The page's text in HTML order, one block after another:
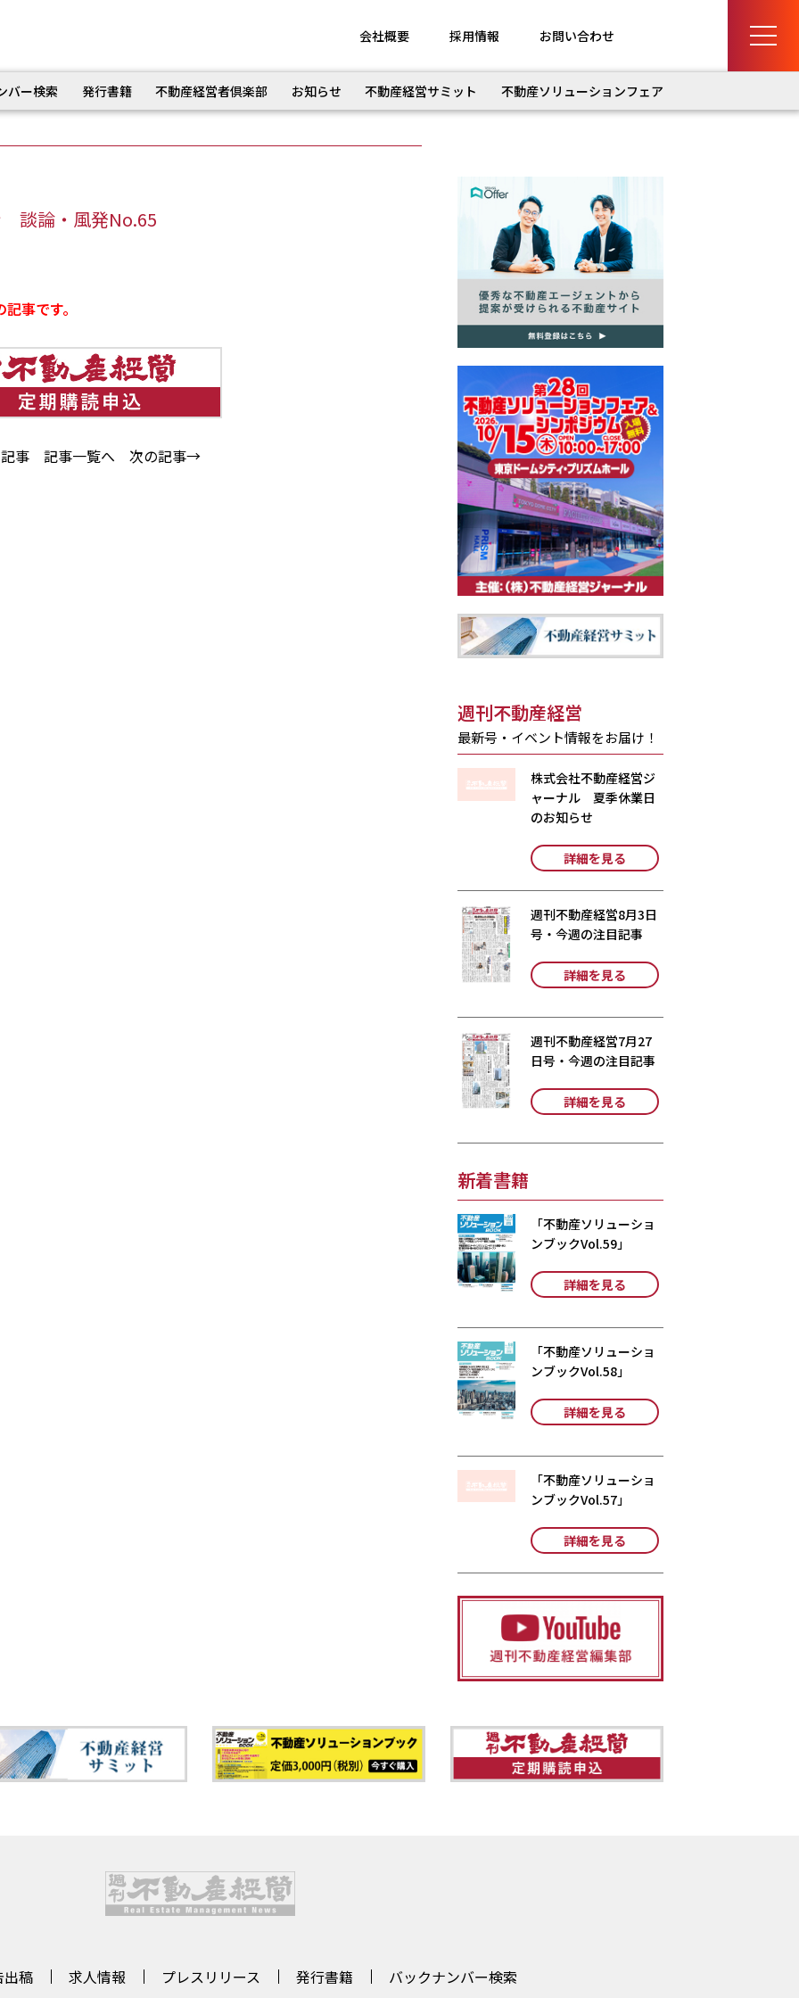
会社概要 採用情報 お問い合わせ
バー検索 発行書籍 不動産経営者倶楽部 お知らせ 不動産経営サミット 不動産ソリューションフェア
談論・風発No.65
事です。
事 記事一覧へ 次の記事→
週刊不動産経営
最新号・イベント情報をお届け！
株式会社不動産経営ジ
ャーナル 夏季休業日
のお知らせ
詳細を見る
週刊不動産経営8月3日
号・今週の注目記事
詳細を見る
週刊不動産経営7月27
日号・今週の注目記事
詳細を見る
新着書籍
「不動産ソリューショ
ンブックVol.59」
詳細を見る
「不動産ソリューショ
ンブックVol.58」
詳細を見る
「不動産ソリューショ
ンブックVol.57」
詳細を見る
稿 求人情報 プレスリリース 発行書籍 バックナンバー検索